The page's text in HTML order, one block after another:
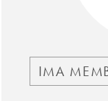
IMA